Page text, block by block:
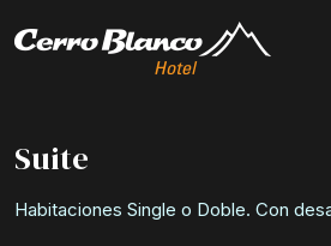
Suite
Habitaciones Single o Doble. Con